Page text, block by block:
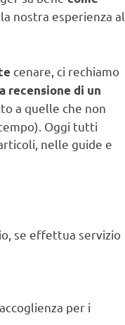
nostra esperienza al
cenare, ci rechiamo
recensione di un
a quelle che non
Oggi tutti
nelle guide e
se effettua servizio
per i